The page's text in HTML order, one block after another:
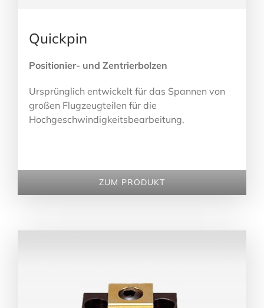
Quickpin
Positionier- und Zentrierbolzen
Ursprünglich entwickelt für das Spannen von
großen Flugzeugteilen für die
Hochgeschwindigkeitsbearbeitung.
ZUM PRODUKT